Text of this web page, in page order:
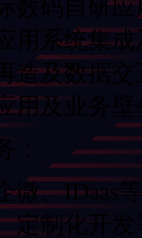
码自研应
系统集成
及数据交
应用及业务
：
微、
、定制化